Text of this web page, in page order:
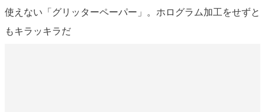
使えない「グリッターペーパー」。ホログラム加工をせずと
もキラッキラだ